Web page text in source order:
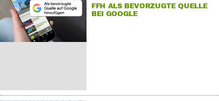
FFH ALS BEVORZUGTE QUELLE
BEI GOOGLE